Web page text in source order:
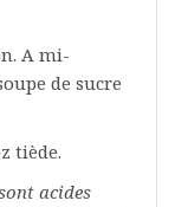
A mi-
de sucre
tiède.
acides